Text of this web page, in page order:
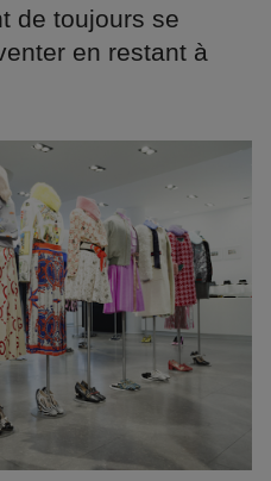
de toujours se
en restant à